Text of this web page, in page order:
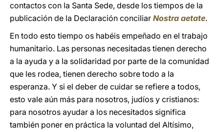
contactos con la Santa Sede, desde los tiempos de la
publicación de la Declaración conciliar Nostra aetate.
En todo esto tiempo os habéis empeñado en el trabajo
humanitario. Las personas necesitadas tienen derecho
a la ayuda y a la solidaridad por parte de la comunidad
que les rodea, tienen derecho sobre todo a la
esperanza. Y si el deber de cuidar se refiere a todos,
esto vale aún más para nosotros, judíos y cristianos:
para nosotros ayudar a los necesitados significa
también poner en práctica la voluntad del Altísimo,